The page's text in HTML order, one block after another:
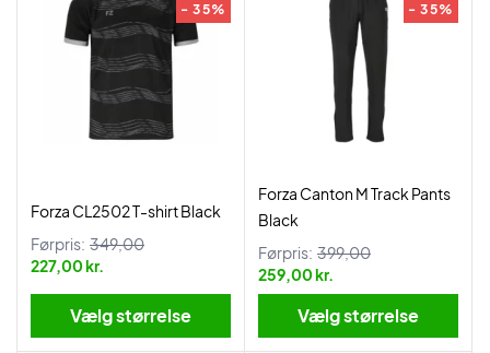
- 35%
Forza CL2502 T-shirt Black
Førpris: 349,00
227,00 kr.
Vælg størrelse
- 35%
Forza Canton M Track Pants
Black
Førpris: 399,00
259,00 kr.
Vælg størrelse